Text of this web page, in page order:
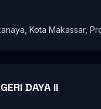
Kota Makassar,
DAYA II